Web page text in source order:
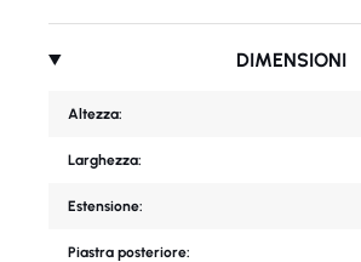
DIMENSIONI
Altezza:
Larghezza:
Estensione:
Piastra posteriore: